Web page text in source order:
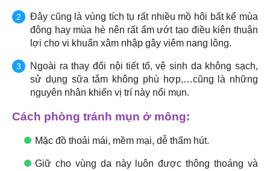
Đây cũng là vùng tích tụ rất nhiều mồ hôi bất kể mùa
đông hay mùa hè nên rất ẩm ướt tạo điều kiện thuận
lợi cho vi khuẩn xâm nhập gây viêm nang lông.
Ngoài ra thay đổi nội tiết tố, vệ sinh da không sạch,
sử dụng sữa tắm không phù hợp,…cũng là những
nguyên nhân khiến vị trí này nổi mụn.
Cách phòng tránh mụn ở mông:
Mặc đồ thoải mái, mềm mại, dễ thấm hút.
Giữ cho vùng da này luôn được thông thoáng và